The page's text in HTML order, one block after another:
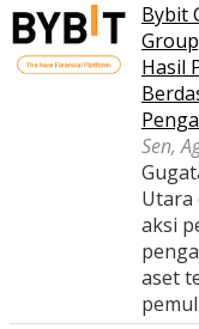
Bybit
Hasil
Sen,
Utara
aksi
aset